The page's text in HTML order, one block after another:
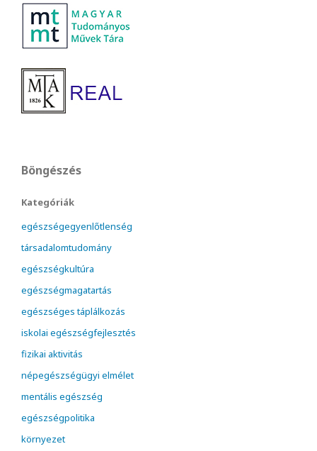
Böngészés
Kategóriák
egészségegyenlőtlenség
társadalomtudomány
egészségkultúra
egészségmagatartás
egészséges táplálkozás
iskolai egészségfejlesztés
fizikai aktivitás
népegészségügyi elmélet
mentális egészség
egészségpolitika
környezet